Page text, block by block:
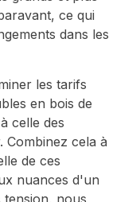
ce qui
dans les
les tarifs
en bois de
celle des
Combinez cela à
de ces
nuances d'un
tension, nous